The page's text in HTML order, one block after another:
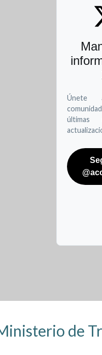
Únete
últimas